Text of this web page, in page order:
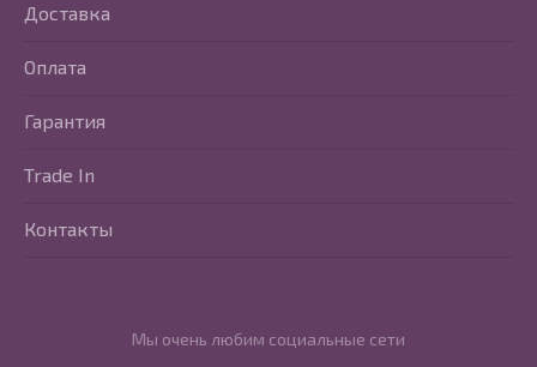
Мы очень любим социальные сети
Доставка
Оплата
Гарантия
Trade In
Контакты